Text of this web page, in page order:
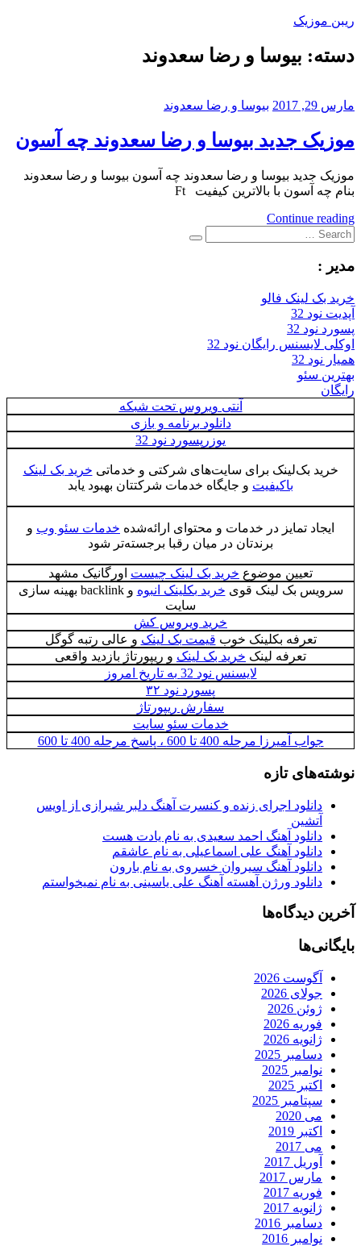
Skip
ریبن موزیک
دانلود
دسته: بیوسا و رضا سعدوند
مارس 29, 2017 بیوسا و رضا سعدوند
موزیک جدید بیوسا و رضا سعدوند چه آسون
موزیک جدید بیوسا و رضا سعدوند چه آسون بیوسا و رضا سعدوند
بنام چه آسون با بالاترین کیفیت Ft
Continue reading
Search
for:
Search
مدیر :
خرید بک لینک فالو
آپدیت نود 32
پسورد نود 32
اوکلی لایسنس رایگان نود 32
همیار نود 32
بهترین سئو
رایگان
آنتی ویروس تحت شبکه
دانلود برنامه و بازی
یوزرپسورد نود 32
خرید بک‌لینک برای سایت‌های شرکتی و خدماتی خرید بک لینک
باکیفیت و جایگاه خدمات شرکتتان بهبود یابد
ایجاد تمایز در خدمات و محتوای ارائه‌شده خدمات سئو وب و
برندتان در میان رقبا برجسته‌تر شود
تعیین موضوع خرید بک لینک چیست اورگانیک مشهد
سرویس بک لینک قوی خرید بکلینک انبوه
و backlink بهینه سازی
سایت
خرید ویروس کش
تعرفه بکلینک خوب قیمت بک لینک و عالی رتبه گوگل
تعرفه لینک خرید بک لینک و ریپورتاژ بازدید واقعی
لایسنس نود 32 به تاریخ امروز
پسورد نود ۳۲
سفارش ریپورتاژ
خدمات سئو سایت
جواب آمیرزا مرحله 400 تا 600 ، پاسخ مرحله 400 تا 600
نوشته‌های تازه
دانلود اجرای زنده و کنسرت آهنگ دلبر شیرازی از اویس
آتشین
دانلود آهنگ احمد سعیدی به نام یادت هست
دانلود آهنگ علی اسماعیلی به نام عاشقم
دانلود آهنگ سیروان خسروی به نام بارون
دانلود ورژن آهسته آهنگ علی یاسینی به نام نمیخواستم
آخرین دیدگاه‌ها
بایگانی‌ها
آگوست 2026
جولای 2026
ژوئن 2026
فوریه 2026
ژانویه 2026
دسامبر 2025
نوامبر 2025
اکتبر 2025
سپتامبر 2025
می 2020
اکتبر 2019
می 2017
آوریل 2017
مارس 2017
فوریه 2017
ژانویه 2017
دسامبر 2016
نوامبر 2016